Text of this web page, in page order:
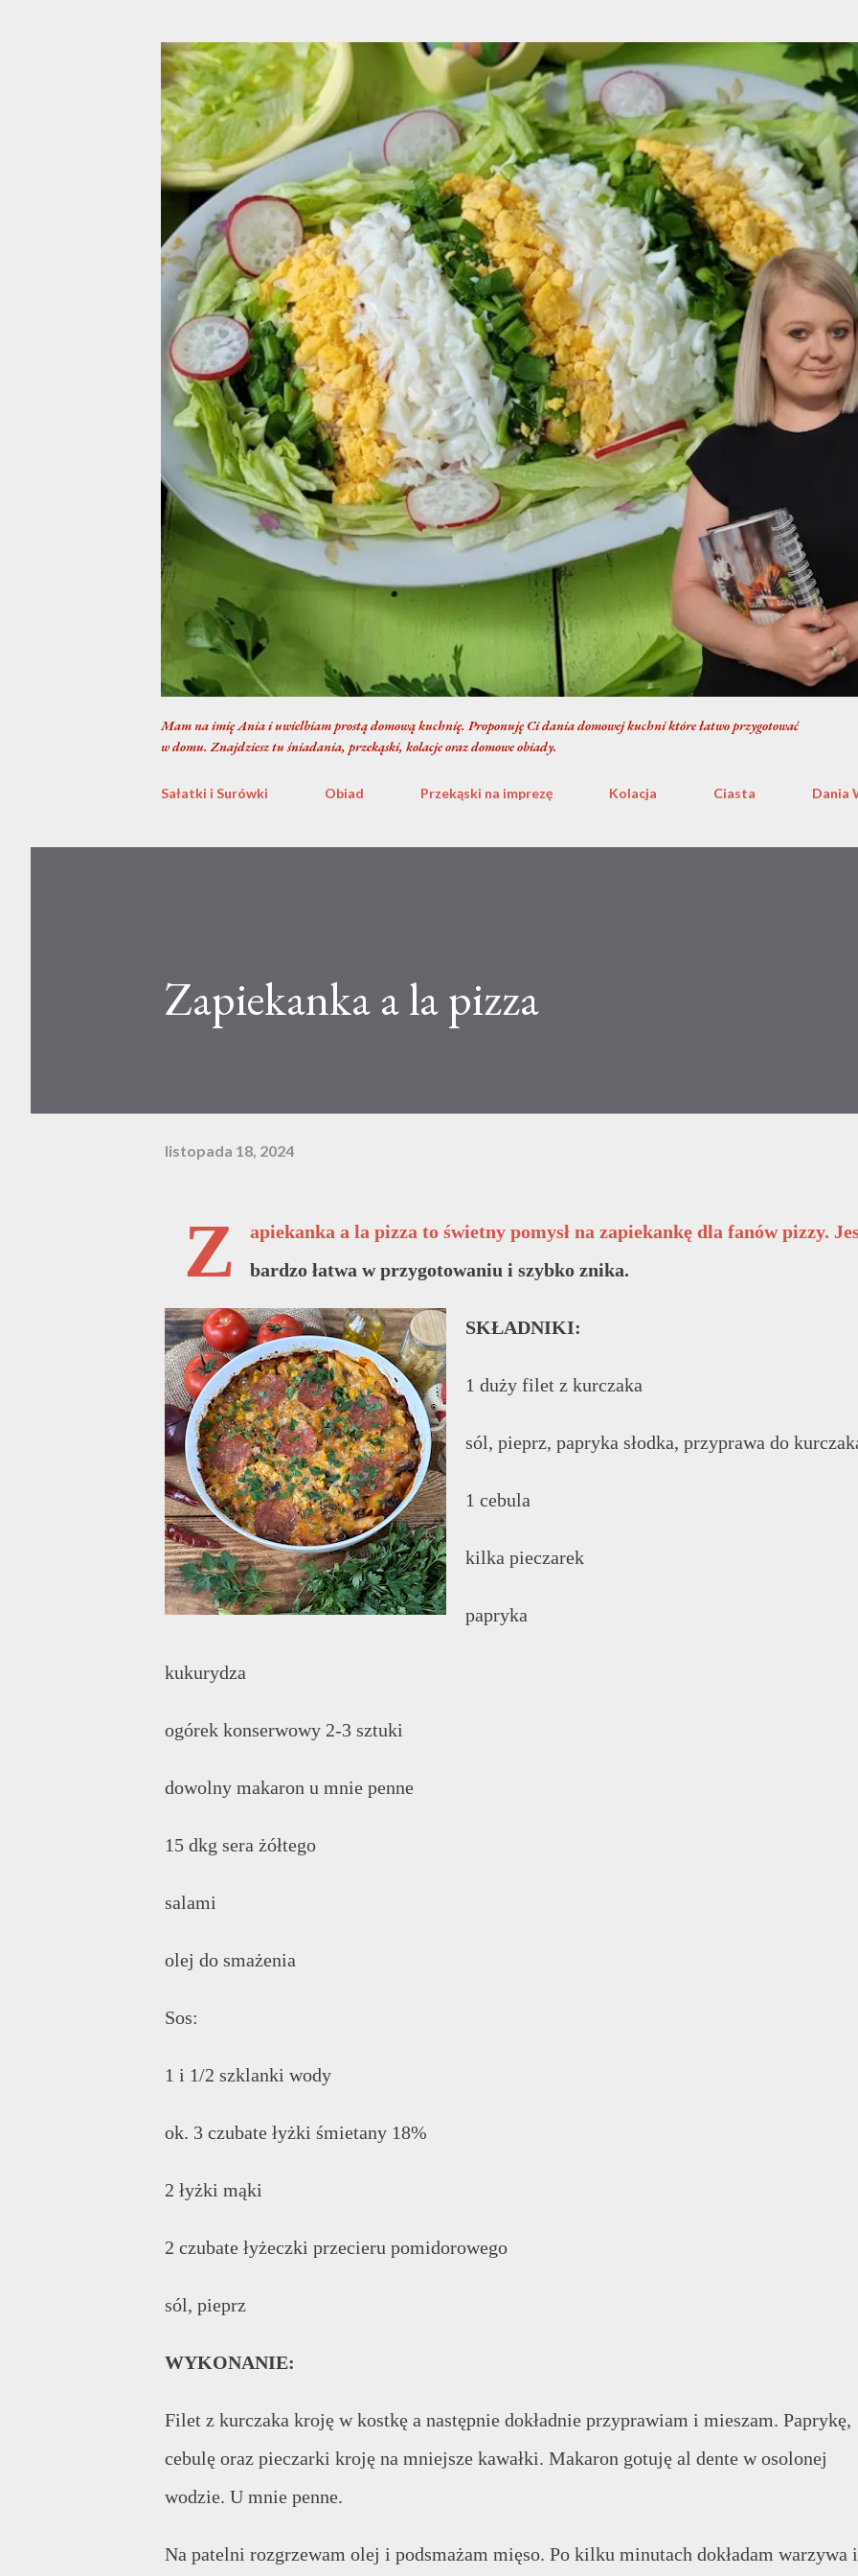
Mam na imię Ania i uwielbiam prostą domową kuchnię. Proponuję Ci dania domowej kuchni które łatwo przygotować
w domu. Znajdziesz tu śniadania, przekąski, kolacje oraz domowe obiady.
Sałatki i Surówki Obiad Przekąski na imprezę Kolacja Ciasta Dania
Zapiekanka a la pizza
listopada 18, 2024
Z
apiekanka a la pizza to świetny pomysł na zapiekankę dla fanów pizzy.
bardzo łatwa w przygotowaniu i szybko znika.
SKŁADNIKI:
1 duży filet z kurczaka
sól, pieprz, papryka słodka, przyprawa do
1 cebula
kilka pieczarek
papryka
kukurydza
ogórek konserwowy 2-3 sztuki
dowolny makaron u mnie penne
15 dkg sera żółtego
salami
olej do smażenia
Sos:
1 i 1/2 szklanki wody
ok. 3 czubate łyżki śmietany 18%
2 łyżki mąki
2 czubate łyżeczki przecieru pomidorowego
sól, pieprz
WYKONANIE:
Filet z kurczaka kroję w kostkę a następnie dokładnie przyprawiam i mieszam. Paprykę,
cebulę oraz pieczarki kroję na mniejsze kawałki. Makaron gotuję al dente w osolonej
wodzie. U mnie penne.
Na patelni rozgrzewam olej i podsmażam mięso. Po kilku minutach dokładam warzywa i